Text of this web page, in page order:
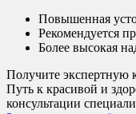
Повышенная
Рекомендуется
Более высокая
Получите экспертную
Путь к красивой и
консультации